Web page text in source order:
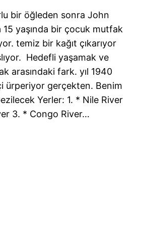
bir öğleden sonra John
15 yaşında bir çocuk mutfak
temiz bir kağıt çıkarıyor
Hedefli yaşamak ve
arasındaki fark. yıl 1940
ürperiyor gerçekten. Benim
Yerler: 1. * Nile River
3. * Congo River…